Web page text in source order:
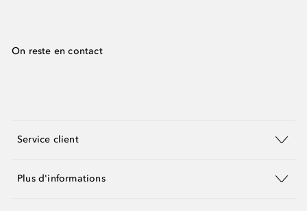
On reste en contact
Service client
Plus d'informations